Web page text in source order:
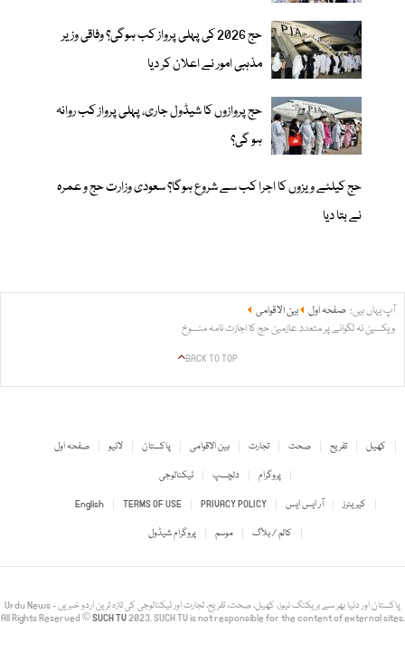
حج 2026 کی پہلی پرواز کب ہوگی؟ وفاقی وزیر
مذہبی امور نے اعلان کر دیا
حج پروازوں کا شیڈول جاری، پہلی پرواز کب روانہ
ہو گی؟
حج کیلئے ویزوں کا اجرا کب سے شروع ہوگا؟ سعودی وزارت حج و عمرہ
نے بتا دیا
آپ یہاں ہیں: صفحہ اول
بین الاقوامی
ویکسین نہ لگوانے پر متعدد عازمین حج کا اجازت نامہ منسوخ
BACK TO TOP
صفحہ اول لائیو پاکستان بین الاقوامی تجارت صحت تفریح
کھیل
ٹیکنالوجی
دلچسپ
پروگرام
English
TERMS OF USE PRIVACY POLICY آر ایس ایس
کیریئرز
پروگرام شیڈول
موسم کالم / بلاگ
Urdu News - پاکستان اور دنیا بھر سے بریکنگ نیوز، کھیل، صحت، تفریح، تجارت اور ٹیکنالوجی کی تازہ ترین اردو خبریں
All Rights Reserved ©SUCH TV2023. SUCH TV is not responsible for the content of external sites.